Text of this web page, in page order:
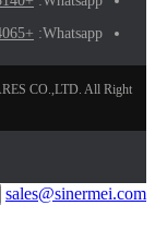
Whatsapp:
+86-13736314065
CO.,LTD. All Right
sales@sinermei.com